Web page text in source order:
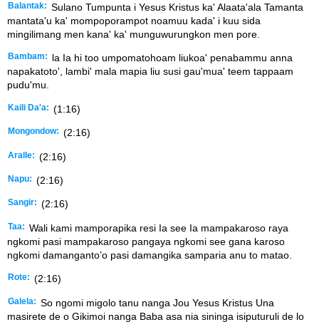
Balantak: Sulano Tumpunta i Yesus Kristus ka' Alaata'ala Tamanta
mantata'u ka' mompoporampot noamuu kada' i kuu sida
mingilimang men kana' ka' munguwurungkon men pore.
Bambam:
la Ia hi too umpomatohoam liukoa' penabammu anna
napakatoto', lambi' mala mapia liu susi gau'mua' teem tappaam
pudu'mu.
Kaili Da'a: (1:16)
Mongondow: (2:16)
Aralle: (2:16)
Napu: (2:16)
Sangir: (2:16)
Taa: Wali kami mamporapika resi Ia see Ia mampakaroso raya
ngkomi pasi mampakaroso pangaya ngkomi see gana karoso
ngkomi damanganto’o pasi damangika samparia anu to matao.
Rote: (2:16)
Galela: So ngomi migolo tanu nanga Jou Yesus Kristus Una
masirete de o Gikimoi nanga Baba asa nia sininga isiputuruli de lo